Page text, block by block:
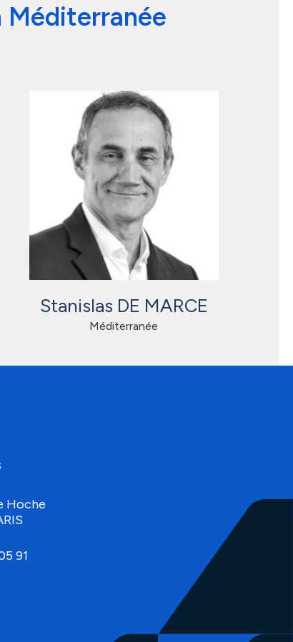
Méditerranée
Stanislas DE MARCE
Méditerranée
Hoche
91